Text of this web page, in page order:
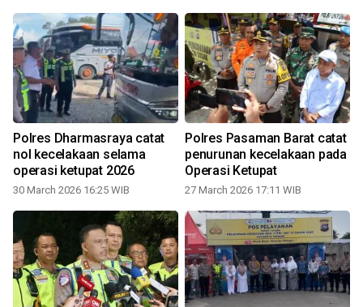
Polres Dharmasraya catat
nol kecelakaan selama
operasi ketupat 2026
30 March 2026 16:25 WIB
Polres Pasaman Barat catat
penurunan kecelakaan pada
Operasi Ketupat
27 March 2026 17:11 WIB